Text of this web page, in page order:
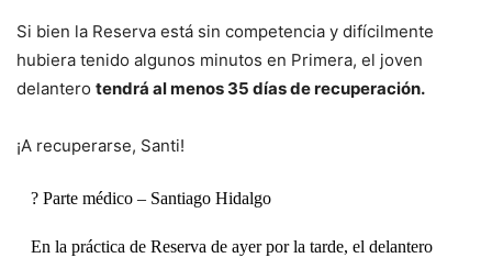
Si bien la Reserva está sin competencia y difícilmente
hubiera tenido algunos minutos en Primera, el joven
delantero tendrá al menos 35 días de recuperación.
¡A recuperarse, Santi!
? Parte médico – Santiago Hidalgo
En la práctica de Reserva de ayer por la tarde, el delantero